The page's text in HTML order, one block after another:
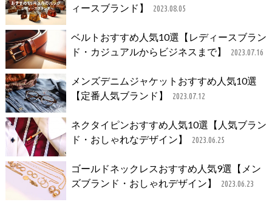
ィースブランド】
2023.08.05
ベルトおすすめ人気10選【レディースブラン
ド・カジュアルからビジネスまで】
2023.07.16
メンズデニムジャケットおすすめ人気10選
【定番人気ブランド】
2023.07.12
ネクタイピンおすすめ人気10選【人気ブラン
ド・おしゃれなデザイン】
2023.06.25
ゴールドネックレスおすすめ人気9選【メン
ズブランド・おしゃれデザイン】
2023.06.23